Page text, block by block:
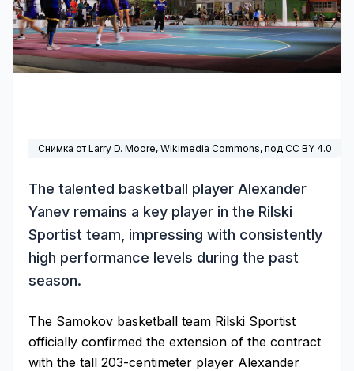
Снимка от Larry D. Moore, Wikimedia Commons, под CC BY 4.0
The talented basketball player Alexander
Yanev remains a key player in the Rilski
Sportist team, impressing with consistently
high performance levels during the past
season.
The Samokov basketball team Rilski Sportist
officially confirmed the extension of the contract
with the tall 203-centimeter player Alexander